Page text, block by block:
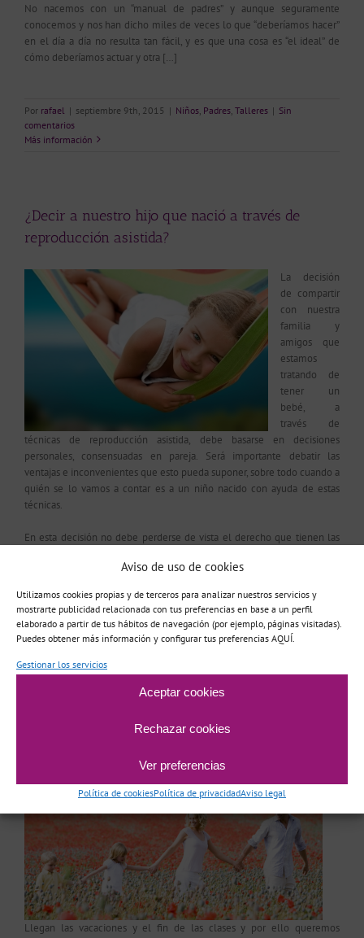
Aviso de uso de cookies
Utilizamos cookies propias y de terceros para analizar nuestros servicios y
mostrarte publicidad relacionada con tus preferencias en base a un perfil
elaborado a partir de tus hábitos de navegación (por ejemplo, páginas visitadas).
Puedes obtener más información y configurar tus preferencias AQUÍ.
Gestionar los servicios
Aceptar cookies
Rechazar cookies
Ver preferencias
Política de cookiesPolítica de privacidadAviso legal
No nacemos con un “manual de padres” y aunque seguramente
conocemos y nos han dicho miles de veces lo que “deberíamos hacer”
en el día a día no resulta tan fácil, y es que una cosa es “el ideal” de
cómo deberíamos actuar y otra […]
Por rafael | septiembre 9th, 2015 | Niños Padres Talleres | Sin
comentarios
Más información
¿Decir a nuestro hijo que nació a través de
reproducción asistida?
La decisión
de compartir
con nuestra
familia y
amigos que
estamos
tratando de
tener un
bebé, a
través de
técnicas de reproducción asistida, debe basarse en decisiones
personales, consensuadas en pareja. Será importante debatir las
ventajas e inconvenientes que esto pueda suponer, sobre todo cuando a
quién se lo vamos a contar es a un niño nacido con ayuda de estas
técnicas.
En esta decisión no debe perderse de vista el derecho que tienen las
través de técnicas que implica material genético donado, según indica
PorMelania Pérez | agosto 26th, 2015 | Comunicacion,Infertilidad
Más información
Llegan las vacaciones y el fin de las clases y por ello queremos